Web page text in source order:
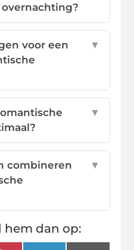
voor een
▼
▼
combineren
▼
hem dan op: